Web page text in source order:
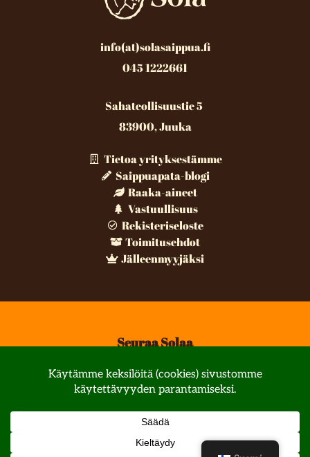
info(at)solasaippua.fi
045 1222661
Sahateollisuustie 5
83900, Juuka
Tietoa yrityksestämme
Saippuapata-blogi
Raaka-aineet
Vastuullisuus
Rekisteriseloste
Toimitusehdot
Jälleenmyyjäksi
Seuraa Solaa
© All rights reserved